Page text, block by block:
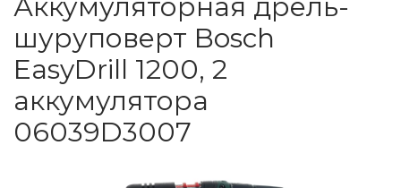
шуруповерт Bosch
EasyDrill 1200, 2
аккумулятора
06039D3007